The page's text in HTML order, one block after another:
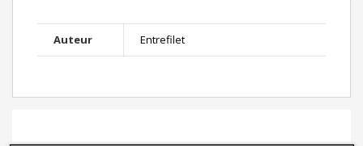
Auteur Entrefilet